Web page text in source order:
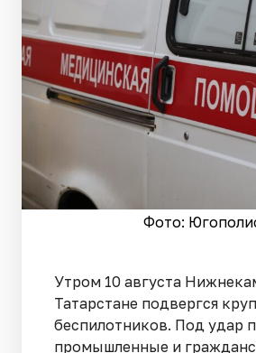
Фото:
Утром 10 августа
Татарстане подвергся
беспилотников. Под удар
промышленные и